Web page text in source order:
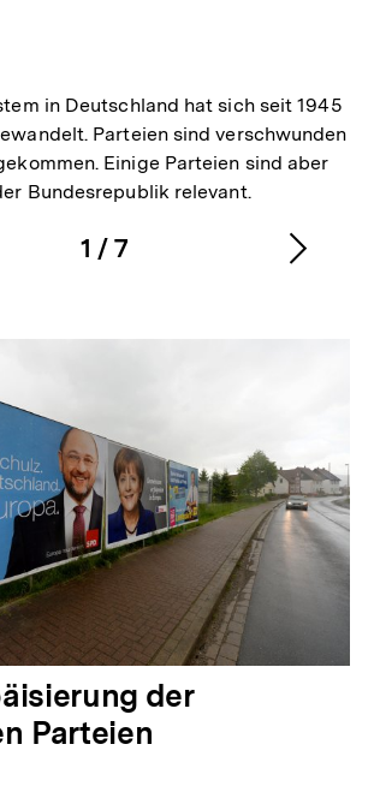
in Deutschland hat sich seit 1945
Parteien sind verschwunden
Einige Parteien sind aber
Bundesrepublik relevant.
Karussellinhalt
1
von
/7
der
Parteien